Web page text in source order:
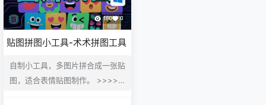
180 0
贴图拼图小工具-术术拼图工具
自制小工具，多图片拼合成一张贴
图，适合表情贴图制作。 >>>>>